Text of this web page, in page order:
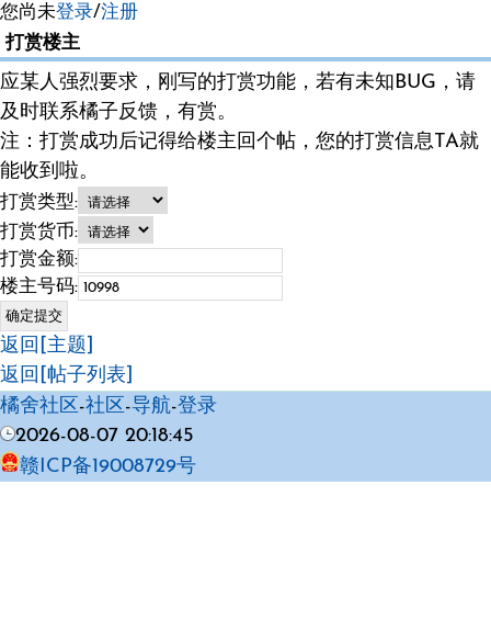
您尚未登录/注册
打赏楼主
应某人强烈要求，刚写的打赏功能，若有未知BUG，请
及时联系橘子反馈，有赏。
注：打赏成功后记得给楼主回个帖，您的打赏信息TA就
能收到啦。
打赏类型:
打赏货币:
打赏金额:
楼主号码:
返回[主题]
返回[帖子列表]
橘舍社区-社区-导航-登录
2026-08-07 20:18:45
赣ICP备19008729号